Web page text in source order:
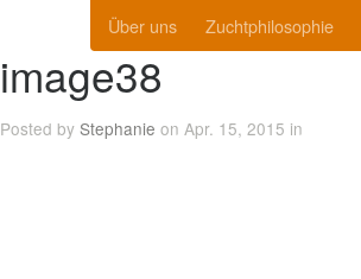
Über uns Zuchtphilosophie
image38
Posted by Stephanie on Apr. 15, 2015 in